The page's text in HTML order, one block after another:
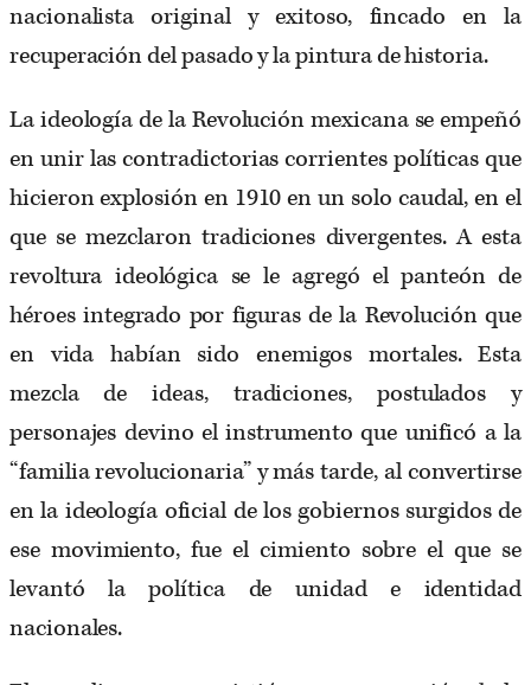
nacionalista original y exitoso, fincado en la
recuperación del pasado y la pintura de historia.
La ideología de la Revolución mexicana se empeñó
en unir las contradictorias corrientes políticas que
hicieron explosión en 1910 en un solo caudal, en el
que se mezclaron tradiciones divergentes. A esta
revoltura ideológica se le agregó el panteón de
héroes integrado por figuras de la Revolución que
en vida habían sido enemigos mortales. Esta
mezcla de ideas, tradiciones, postulados y
personajes devino el instrumento que unificó a la
“familia revolucionaria” y más tarde, al convertirse
en la ideología oficial de los gobiernos surgidos de
ese movimiento, fue el cimiento sobre el que se
levantó la política de unidad e identidad
nacionales.